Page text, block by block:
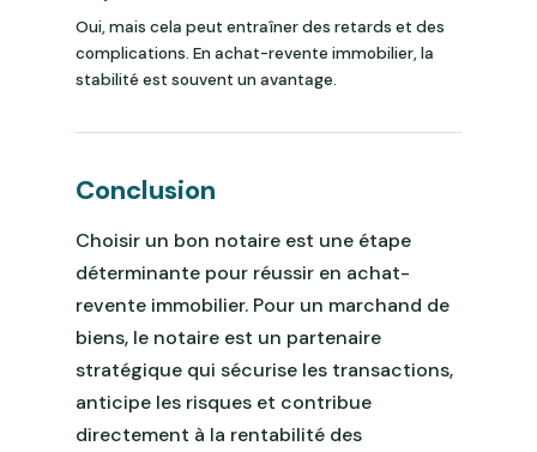
Oui, mais cela peut entraîner des retards et des
complications. En achat-revente immobilier, la
stabilité est souvent un avantage.
Conclusion
Choisir un bon notaire est une étape
déterminante pour réussir en achat-
revente immobilier. Pour un marchand de
biens, le notaire est un partenaire
stratégique qui sécurise les transactions,
anticipe les risques et contribue
directement à la rentabilité des